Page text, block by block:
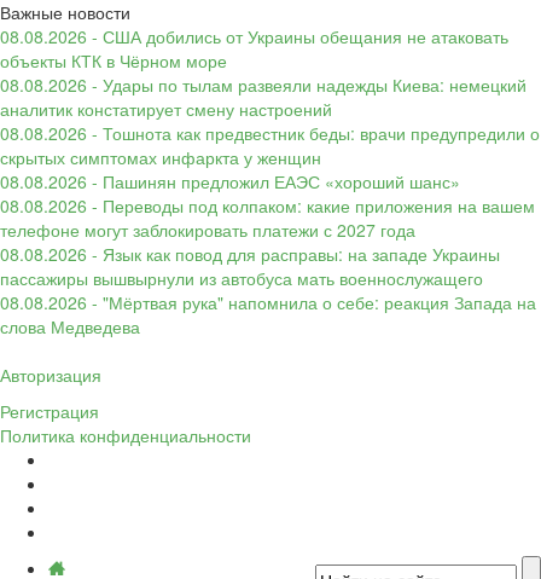
Важные новости
08.08.2026 - США добились от Украины обещания не атаковать
объекты КТК в Чёрном море
08.08.2026 - Удары по тылам развеяли надежды Киева: немецкий
аналитик констатирует смену настроений
08.08.2026 - Тошнота как предвестник беды: врачи предупредили о
скрытых симптомах инфаркта у женщин
08.08.2026 - Пашинян предложил ЕАЭС «хороший шанс»
08.08.2026 - Переводы под колпаком: какие приложения на вашем
телефоне могут заблокировать платежи с 2027 года
08.08.2026 - Язык как повод для расправы: на западе Украины
пассажиры вышвырнули из автобуса мать военнослужащего
08.08.2026 - "Мёртвая рука" напомнила о себе: реакция Запада на
слова Медведева
Авторизация
Регистрация
Политика конфиденциальности